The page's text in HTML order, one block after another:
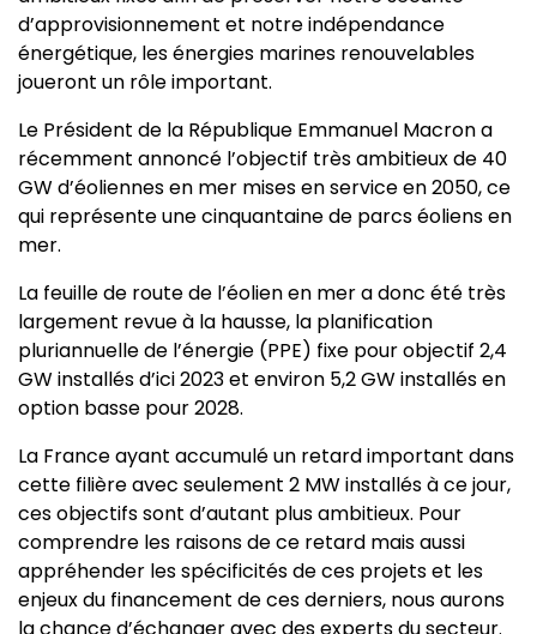
d’approvisionnement et notre indépendance
énergétique, les énergies marines renouvelables
joueront un rôle important.
Le Président de la République Emmanuel Macron a
récemment annoncé l’objectif très ambitieux de 40
GW d’éoliennes en mer mises en service en 2050, ce
qui représente une cinquantaine de parcs éoliens en
mer.
La feuille de route de l’éolien en mer a donc été très
largement revue à la hausse, la planification
pluriannuelle de l’énergie (PPE) fixe pour objectif 2,4
GW installés d’ici 2023 et environ 5,2 GW installés en
option basse pour 2028.
La France ayant accumulé un retard important dans
cette filière avec seulement 2 MW installés à ce jour,
ces objectifs sont d’autant plus ambitieux. Pour
comprendre les raisons de ce retard mais aussi
appréhender les spécificités de ces projets et les
enjeux du financement de ces derniers, nous aurons